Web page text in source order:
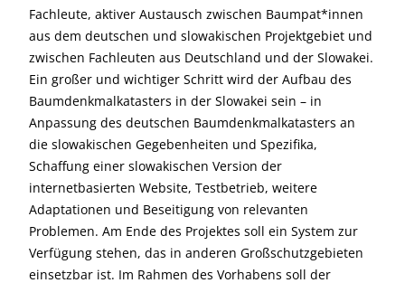
Fachleute, aktiver Austausch zwischen Baumpat*innen
aus dem deutschen und slowakischen Projektgebiet und
zwischen Fachleuten aus Deutschland und der Slowakei.
Ein großer und wichtiger Schritt wird der Aufbau des
Baumdenkmalkatasters in der Slowakei sein – in
Anpassung des deutschen Baumdenkmalkatasters an
die slowakischen Gegebenheiten und Spezifika,
Schaffung einer slowakischen Version der
internetbasierten Website, Testbetrieb, weitere
Adaptationen und Beseitigung von relevanten
Problemen. Am Ende des Projektes soll ein System zur
Verfügung stehen, das in anderen Großschutzgebieten
einsetzbar ist. Im Rahmen des Vorhabens soll der